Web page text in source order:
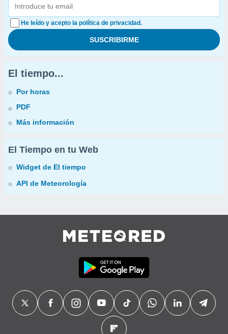
He leído y acepto la política de privacidad.
El tiempo...
Por horas
PDF
Más información
El Tiempo en tu Web
Widget de El tiempo
API de Meteorología